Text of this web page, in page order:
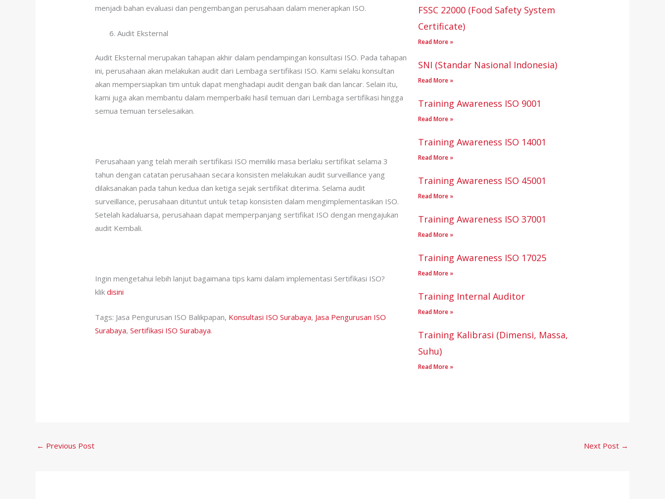
FSSC 22000 (Food Safety System
Certificate)
Read More »
SNI (Standar Nasional Indonesia)
Read More »
Training Awareness ISO 9001
Read More »
Training Awareness ISO 14001
Read More »
Training Awareness ISO 45001
Read More »
Training Awareness ISO 37001
Read More »
Training Awareness ISO 17025
Read More »
Training Internal Auditor
Read More »
Training Kalibrasi (Dimensi, Massa,
Suhu)
Read More »
menjadi bahan evaluasi dan pengembangan perusahaan dalam menerapkan ISO.
Audit Eksternal
Audit Eksternal merupakan tahapan akhir dalam pendampingan konsultasi ISO. Pada tahapan
ini, perusahaan akan melakukan audit dari Lembaga sertifikasi ISO. Kami selaku konsultan
akan mempersiapkan tim untuk dapat menghadapi audit dengan baik dan lancar. Selain itu,
kami juga akan membantu dalam memperbaiki hasil temuan dari Lembaga sertifikasi hingga
semua temuan terselesaikan.
Perusahaan yang telah meraih sertifikasi ISO memiliki masa berlaku sertifikat selama 3
tahun dengan catatan perusahaan secara konsisten melakukan audit surveillance yang
dilaksanakan pada tahun kedua dan ketiga sejak sertifikat diterima. Selama audit
surveillance, perusahaan dituntut untuk tetap konsisten dalam mengimplementasikan ISO.
Setelah kadaluarsa, perusahaan dapat memperpanjang sertifikat ISO dengan mengajukan
audit Kembali.
Ingin mengetahui lebih lanjut bagaimana tips kami dalam implementasi Sertifikasi ISO?
klikdisini
Tags: Jasa Pengurusan ISO Balikpapan, Konsultasi ISO Surabaya, Jasa Pengurusan ISO
Surabaya,Sertifikasi ISO Surabaya.
← Previous Post Next Post →